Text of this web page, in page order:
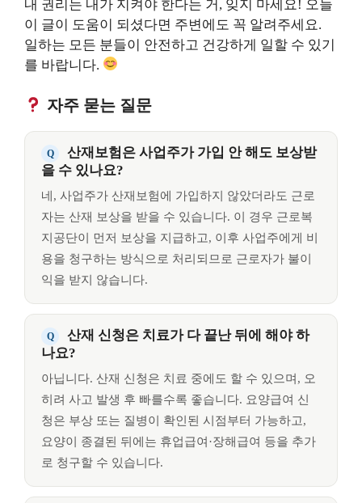
내 권리는 내가 지켜야 한다는 거, 잊지 마세요! 오늘
이 글이 도움이 되셨다면 주변에도 꼭 알려주세요.
일하는 모든 분들이 안전하고 건강하게 일할 수 있기
를 바랍니다.
자주 묻는 질문
산재보험은 사업주가 가입 안 해도 보상받
을 수 있나요?
네, 사업주가 산재보험에 가입하지 않았더라도 근로
자는 산재 보상을 받을 수 있습니다. 이 경우 근로복
지공단이 먼저 보상을 지급하고, 이후 사업주에게 비
용을 청구하는 방식으로 처리되므로 근로자가 불이
익을 받지 않습니다.
산재 신청은 치료가 다 끝난 뒤에 해야 하
나요?
아닙니다. 산재 신청은 치료 중에도 할 수 있으며, 오
히려 사고 발생 후 빠를수록 좋습니다. 요양급여 신
청은 부상 또는 질병이 확인된 시점부터 가능하고,
요양이 종결된 뒤에는 휴업급여·장해급여 등을 추가
로 청구할 수 있습니다.